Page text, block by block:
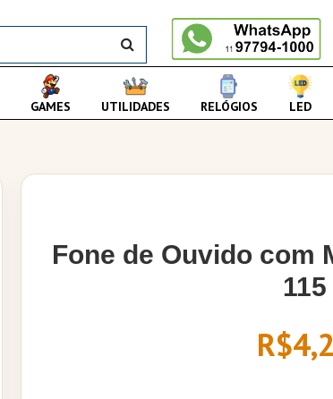
BUSCAR
GAMES UTILIDADES RELÓGIOS LED
Fone de Ouvido com
115